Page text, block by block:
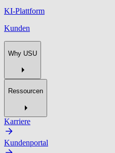
KI-Plattform
Kunden
Why USU
Ressourcen
Karriere
Kundenportal